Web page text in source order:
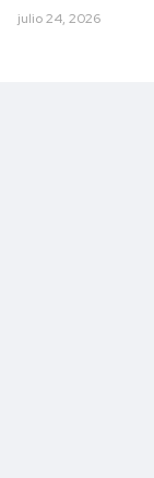
julio 24, 2026